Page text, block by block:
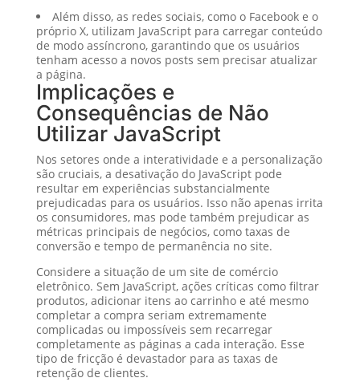
Além disso, as redes sociais, como o Facebook e o
próprio X, utilizam JavaScript para carregar conteúdo
de modo assíncrono, garantindo que os usuários
tenham acesso a novos posts sem precisar atualizar
a página.
Implicações e
Consequências de Não
Utilizar JavaScript
Nos setores onde a interatividade e a personalização
são cruciais, a desativação do JavaScript pode
resultar em experiências substancialmente
prejudicadas para os usuários. Isso não apenas irrita
os consumidores, mas pode também prejudicar as
métricas principais de negócios, como taxas de
conversão e tempo de permanência no site.
Considere a situação de um site de comércio
eletrônico. Sem JavaScript, ações críticas como filtrar
produtos, adicionar itens ao carrinho e até mesmo
completar a compra seriam extremamente
complicadas ou impossíveis sem recarregar
completamente as páginas a cada interação. Esse
tipo de fricção é devastador para as taxas de
retenção de clientes.